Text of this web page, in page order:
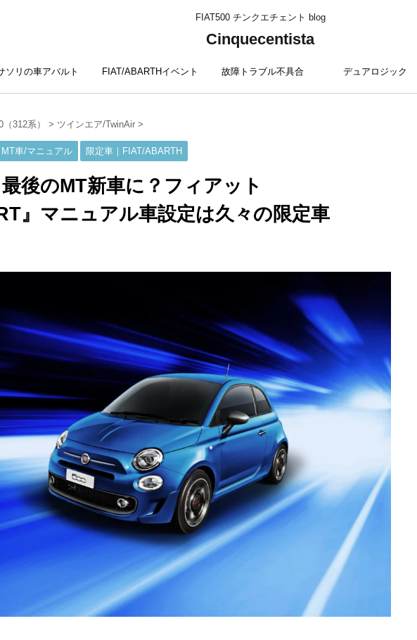
FIAT500 チンクエチェント blog
Cinquecentista
ソリの車アバルト FIAT/ABARTHイベント 故障トラブル不具合 デュアロジック
312系） > ツインエア/TwinAir >
MT車/マニュアル 限定車｜FIAT/ABARTH
後のMT新車に？フィアット
』マニュアル車設定は久々の限定車